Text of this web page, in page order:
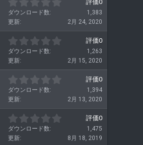
評価0
ダウンロード数
1,383
更新
2月 24, 2020
評価0
ダウンロード数
1,263
更新
2月 15, 2020
評価0
ダウンロード数
1,394
更新
2月 13, 2020
評価0
ダウンロード数
1,475
更新
8月 18, 2019